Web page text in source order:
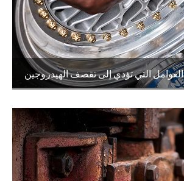
العوامل التي تؤدي إلى تقصف الهيدروجين